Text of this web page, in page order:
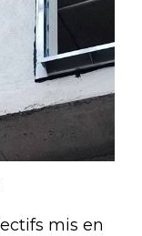
mis en